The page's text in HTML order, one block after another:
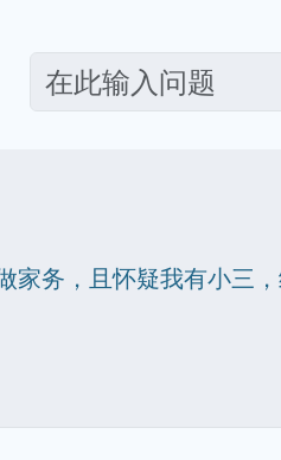
家务，且怀疑我有小三